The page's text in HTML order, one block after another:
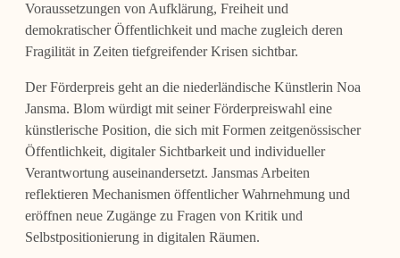
Voraussetzungen von Aufklärung, Freiheit und
demokratischer Öffentlichkeit und mache zugleich deren
Fragilität in Zeiten tiefgreifender Krisen sichtbar.
Der Förderpreis geht an die niederländische Künstlerin Noa
Jansma. Blom würdigt mit seiner Förderpreiswahl eine
künstlerische Position, die sich mit Formen zeitgenössischer
Öffentlichkeit, digitaler Sichtbarkeit und individueller
Verantwortung auseinandersetzt. Jansmas Arbeiten
reflektieren Mechanismen öffentlicher Wahrnehmung und
eröffnen neue Zugänge zu Fragen von Kritik und
Selbstpositionierung in digitalen Räumen.